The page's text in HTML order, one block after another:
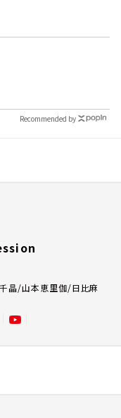
Recommended by
晶/山本恵里伽/日比麻